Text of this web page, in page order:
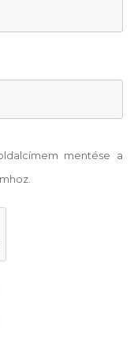
mentése a